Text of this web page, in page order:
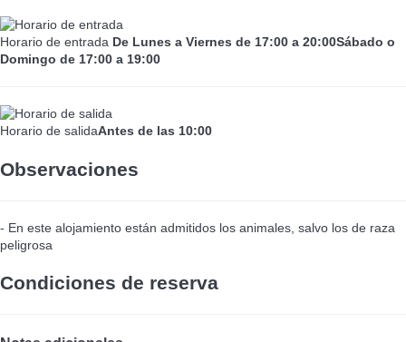
Horario de entrada De Lunes a Viernes de 17:00 a 20:00Sábado o
Domingo de 17:00 a 19:00
Horario de salidaAntes de las 10:00
Observaciones
- En este alojamiento están admitidos los animales, salvo los de raza
peligrosa
Condiciones de reserva